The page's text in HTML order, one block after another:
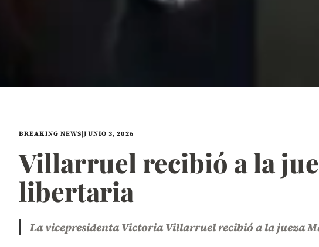
BREAKING NEWS|JUNIO 3, 2026
Villarruel recibió a la
libertaria
La vicepresidenta Victoria Villarruel recibió a la jueza